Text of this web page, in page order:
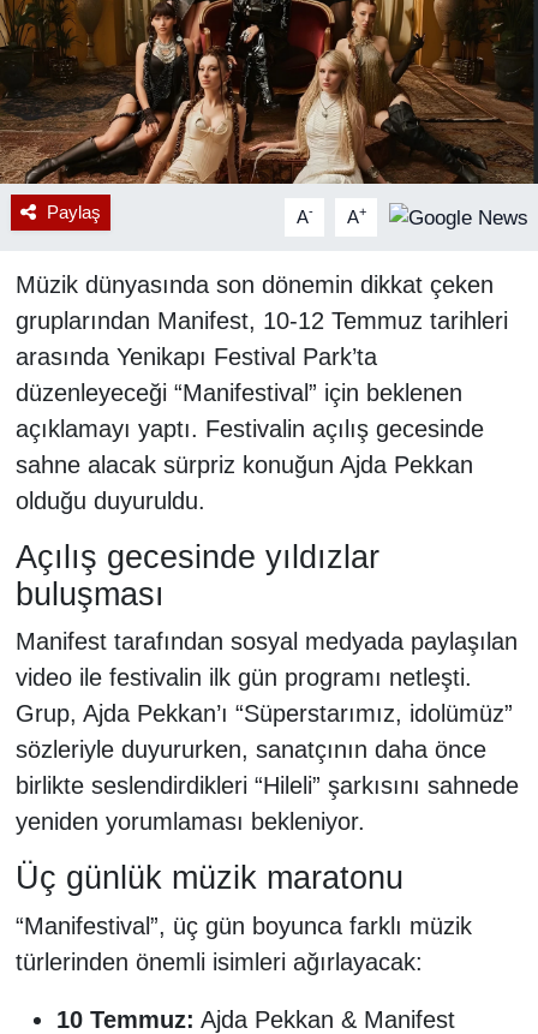
Paylaş A- A+
Müzik dünyasında son dönemin dikkat çeken
gruplarından Manifest, 10-12 Temmuz tarihleri
arasında Yenikapı Festival Park’ta
düzenleyeceği “Manifestival” için beklenen
açıklamayı yaptı. Festivalin açılış gecesinde
sahne alacak sürpriz konuğun Ajda Pekkan
olduğu duyuruldu.
Açılış gecesinde yıldızlar
buluşması
Manifest tarafından sosyal medyada paylaşılan
video ile festivalin ilk gün programı netleşti.
Grup, Ajda Pekkan’ı “Süperstarımız, idolümüz”
sözleriyle duyururken, sanatçının daha önce
birlikte seslendirdikleri “Hileli” şarkısını sahnede
yeniden yorumlaması bekleniyor.
Üç günlük müzik maratonu
“Manifestival”, üç gün boyunca farklı müzik
türlerinden önemli isimleri ağırlayacak:
10 Temmuz: Ajda Pekkan & Manifest